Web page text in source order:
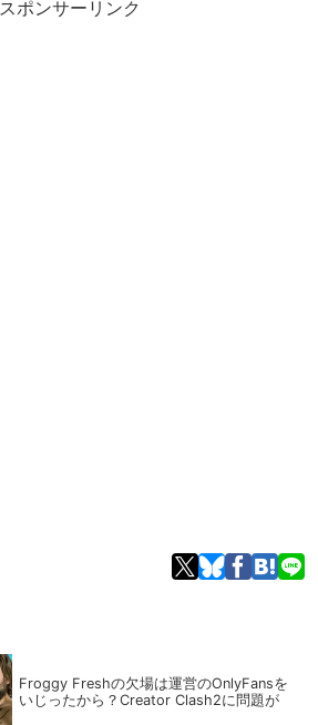
スポンサーリンク
Froggy Freshの欠場は運営のOnlyFansを
いじったから？Creator Clash2に問題が